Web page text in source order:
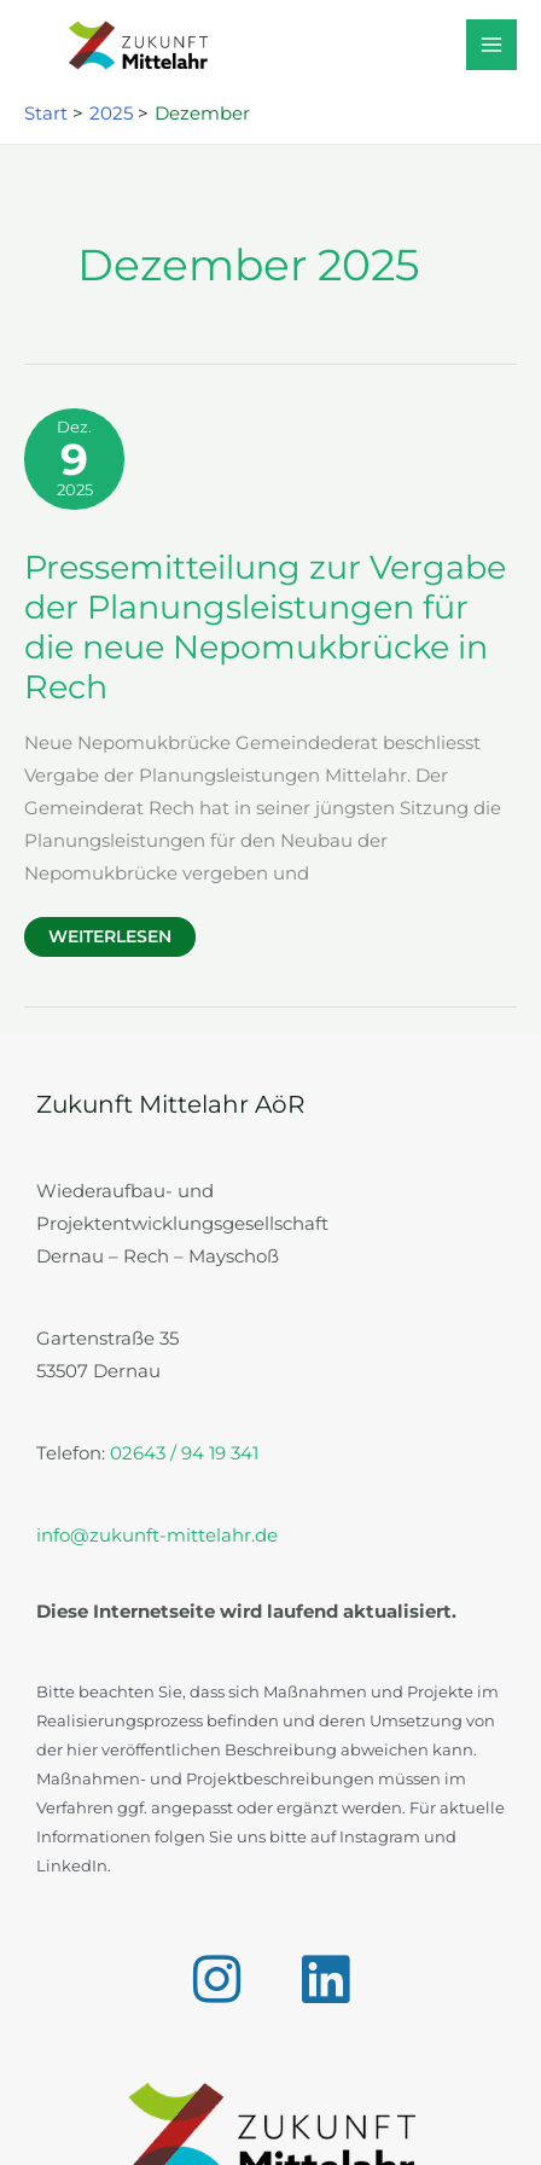
Start
2025 Dezember
Dezember 2025
Dez.
9
2025
Pressemitteilung zur Vergabe
der Planungsleistungen für
die neue Nepomukbrücke in
Rech
Neue Nepomukbrücke Gemeindederat beschliesst
Vergabe der Planungsleistungen Mittelahr. Der
Gemeinderat Rech hat in seiner jüngsten Sitzung die
Planungsleistungen für den Neubau der
Nepomukbrücke vergeben und
PRESSEMITTEILUNG
FÜR
RECH
WEITERLESEN
Zukunft Mittelahr AöR
Wiederaufbau- und
Projektentwicklungsgesellschaft
Dernau – Rech – Mayschoß
Gartenstraße 35
53507 Dernau
Telefon: 02643 / 94 19 341
info@zukunft-mittelahr.de
Diese Internetseite wird laufend aktualisiert.
Bitte beachten Sie, dass sich Maßnahmen und Projekte im
Realisierungsprozess befinden und deren Umsetzung von
der hier veröffentlichen Beschreibung abweichen kann.
Maßnahmen- und Projektbeschreibungen müssen im
Verfahren ggf. angepasst oder ergänzt werden. Für aktuelle
Informationen folgen Sie uns bitte auf Instagram und
LinkedIn.